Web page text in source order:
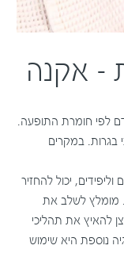
– אקנה
לפי חומרת התופעה.
בגרות. במקרים
יכול להחזיר
מומלץ לשלב את
להאיץ את תהליכי
נוספת היא שימוש